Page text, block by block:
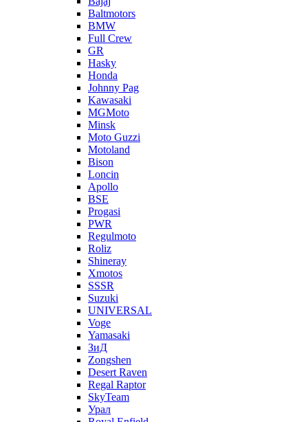
Baltmotors
BMW
Full Crew
GR
Hasky
Honda
Johnny Pag
Kawasaki
MGMoto
Minsk
Moto Guzzi
Motoland
Bison
Loncin
Apollo
BSE
Progasi
PWR
Regulmoto
Roliz
Shineray
Xmotos
SSSR
Suzuki
UNIVERSAL
Voge
Yamasaki
ЗиД
Zongshen
Desert Raven
Regal Raptor
SkyTeam
Урал